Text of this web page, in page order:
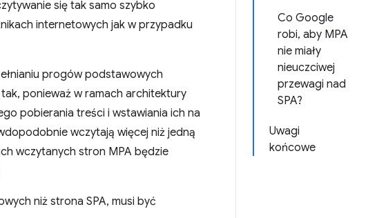
Co Google
robi, aby MPA
nie miały
nieuczciwej
przewagi nad
SPA?
Uwagi
końcowe
się tak samo szybko
internetowych jak w przypadku
progów podstawowych
ponieważ w ramach architektury
pobierania treści i wstawiania ich na
wczytają więcej niż jedną
wczytanych stron MPA będzie
niż strona SPA, musi być